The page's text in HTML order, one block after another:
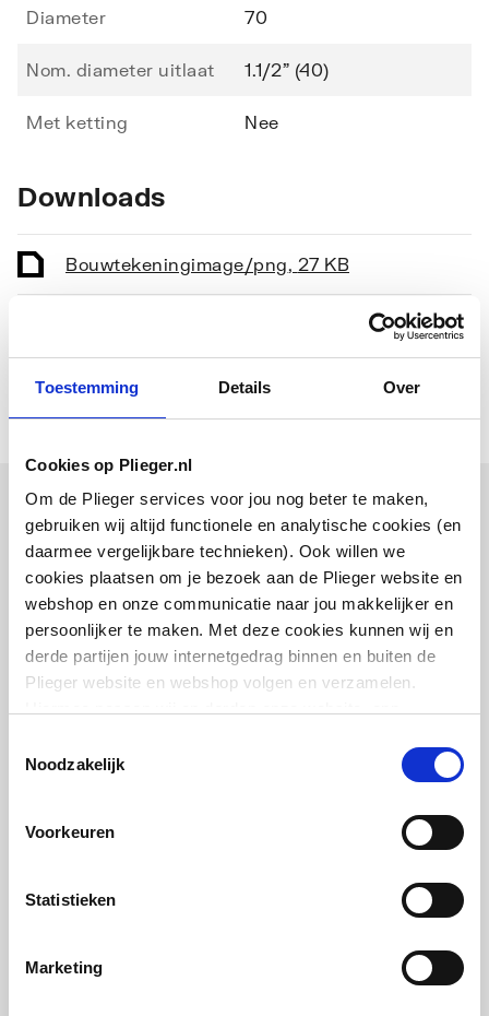
Toestemming Details Over
Cookies op Plieger.nl
Om de Plieger services voor jou nog beter te maken,
gebruiken wij altijd functionele en analytische cookies (en
daarmee vergelijkbare technieken). Ook willen we
cookies plaatsen om je bezoek aan de Plieger website en
webshop en onze communicatie naar jou makkelijker en
persoonlijker te maken. Met deze cookies kunnen wij en
derde partijen jouw internetgedrag binnen en buiten de
Plieger website en webshop volgen en verzamelen.
We slaan je cookievoorkeur op in je browser.
Noodzakelijk
Voorkeuren
Statistieken
Marketing
Diameter 70
Nom. diameter uitlaat 1.1/2" (40)
Met ketting Nee
Downloads
Bouwtekeningimage/png 27 KB
2 MB
Combinatie artikelen
Vaak samen gekocht
Plieger standpijp
6/4"x120mm | Chroom
artikel: